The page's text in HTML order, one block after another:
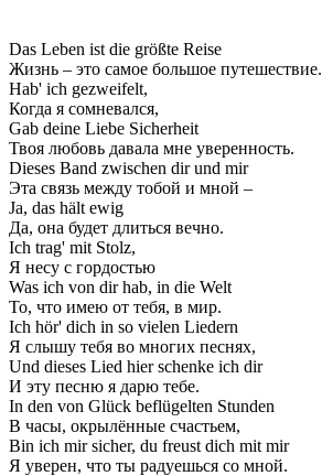
Das Leben ist die größte Reise
Жизнь – это самое большое путешествие.
Hab' ich gezweifelt,
Когда я сомневался,
Gab deine Liebe Sicherheit
Твоя любовь давала мне уверенность.
Dieses Band zwischen dir und mir
Эта связь между тобой и мной –
Ja, das hält ewig
Да, она будет длиться вечно.
Ich trag' mit Stolz,
Я несу с гордостью
Was ich von dir hab, in die Welt
То, что имею от тебя, в мир.
Ich hör' dich in so vielen Liedern
Я слышу тебя во многих песнях,
Und dieses Lied hier schenke ich dir
И эту песню я дарю тебе.
In den von Glück beflügelten Stunden
В часы, окрылённые счастьем,
Bin ich mir sicher, du freust dich mit mir
Я уверен, что ты радуешься со мной.